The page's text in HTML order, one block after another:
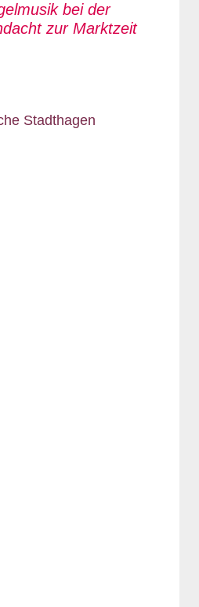
bei der
zur Marktzeit
Stadthagen